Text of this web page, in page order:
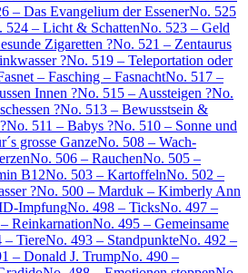
– Das Evangelium der EssenerNo. 525
524 – Licht & SchattenNo. 523 – Geld
Zigaretten ?No. 521 – Zentaurus
?No. 519 – Teleportation oder
– Fasching – FasnachtNo. 517 –
Innen ?No. 515 – Aussteigen ?No.
?No. 513 – Bewusstsein &
No. 511 – Babys ?No. 510 – Sonne und
grosse GanzeNo. 508 – Wach-
No. 506 – RauchenNo. 505 –
B12No. 503 – KartoffelnNo. 502 –
?No. 500 – Marduk – Kimberly Ann
ImpfungNo. 498 – TicksNo. 497 –
ReinkarnationNo. 495 – Gemeinsame
– TiereNo. 493 – StandpunkteNo. 492 –
– Donald J. TrumpNo. 490 –